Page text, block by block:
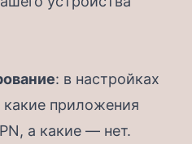
: в настройках
приложения
а какие — нет.